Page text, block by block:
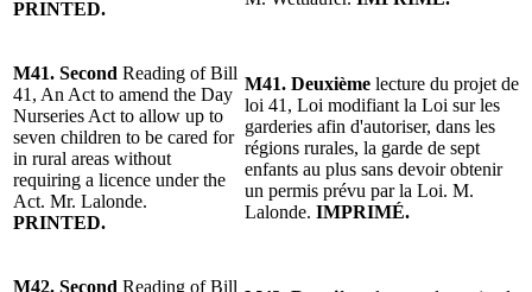
PRINTED.
M41. Second Reading of Bill
41, An Act to amend the Day
Nurseries Act to allow up to
seven children to be cared for
in rural areas without
requiring a licence under the
Act. Mr. Lalonde.
PRINTED.
M41. Deuxième lecture du projet de
loi 41, Loi modifiant la Loi sur les
garderies afin d'autoriser, dans les
régions rurales, la garde de sept
enfants au plus sans devoir obtenir
un permis prévu par la Loi. M.
Lalonde. IMPRIMÉ.
M42. Second Reading of Bill